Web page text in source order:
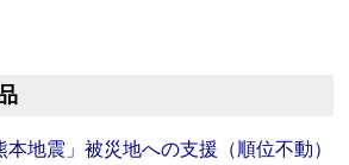
地震」被災地への支援（順位不動）